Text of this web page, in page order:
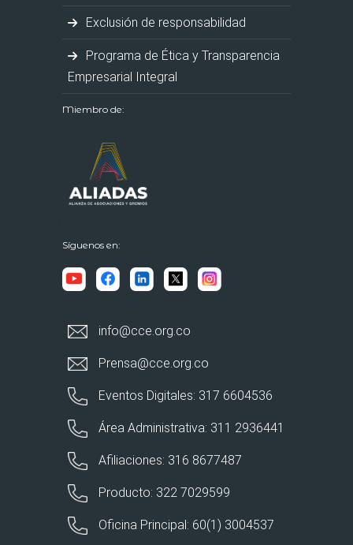
Exclusión de responsabilidad
Programa de Ética y Transparencia
Empresarial Integral
Miembro de:
Síguenos en:
info@cce.org.co
Prensa@cce.org.co
Eventos Digitales: 317 6604536
Área Administrativa: 311 2936441
Afiliaciones: 316 8677487
Producto: 322 7029599
Oficina Principal: 60(1) 3004537